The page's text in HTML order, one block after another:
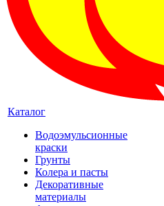
Каталог
Водоэмульсионные
краски
Грунты
Колера и пасты
Декоративные
материалы